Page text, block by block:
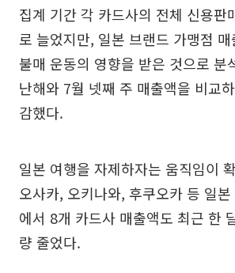
집계 기간 각 카드사의 전체 신용판
로 늘었지만, 일본 브랜드 가맹점
불매 운동의 영향을 받은 것으로 분
난해와 7월 넷째 주 매출액을 비교
감했다.
일본 여행을 자제하자는 움직임이
오사카, 오키나와, 후쿠오카 등 일
에서 8개 카드사 매출액도 최근 한
량 줄었다.